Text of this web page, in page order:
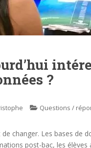
?
Questions /
de changer. Les bases de
post-bac, les élèves